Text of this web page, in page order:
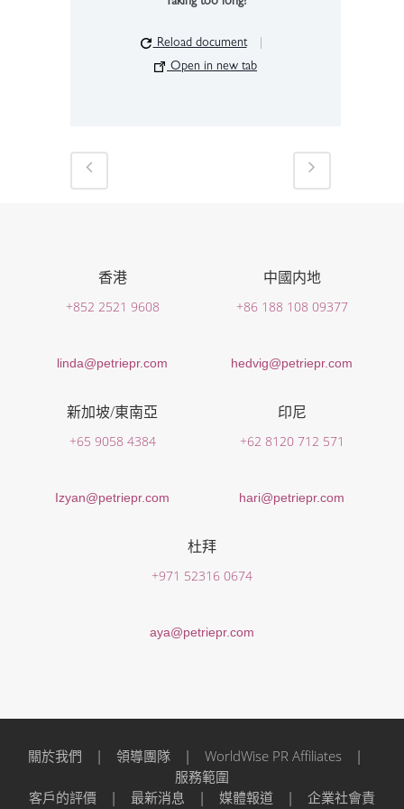
Reload document
Open in new tab
香港
+852 2521 9608
linda@petriepr.com
中國内地
+86 188 108 09377
hedvig@petriepr.com
新加坡/東南亞
+65 9058 4384
Izyan@petriepr.com
印尼
+62 8120 712 571
hari@petriepr.com
杜拜
+971 52316 0674
aya@petriepr.com
關於我們 | 領導團隊 | WorldWise PR Affiliates |
服務範圍
客戶的評價 | 最新消息 | 媒體報道 | 企業社會責